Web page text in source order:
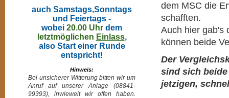
auch Samstags,Sonntags
und Feiertags -
wobei 20.00 Uhr dem
letztmöglichen Einlass,
also Start einer Runde
entspricht!
Hinweis:
Bei unsicherer Witterung bitten wir um
Anruf auf unserer Anlage (08841-
99393), inwieweit wir offen haben.
dem MSC die
schafften.
Auch hier gab's
können beide
Der
sind sich
jetzigen,